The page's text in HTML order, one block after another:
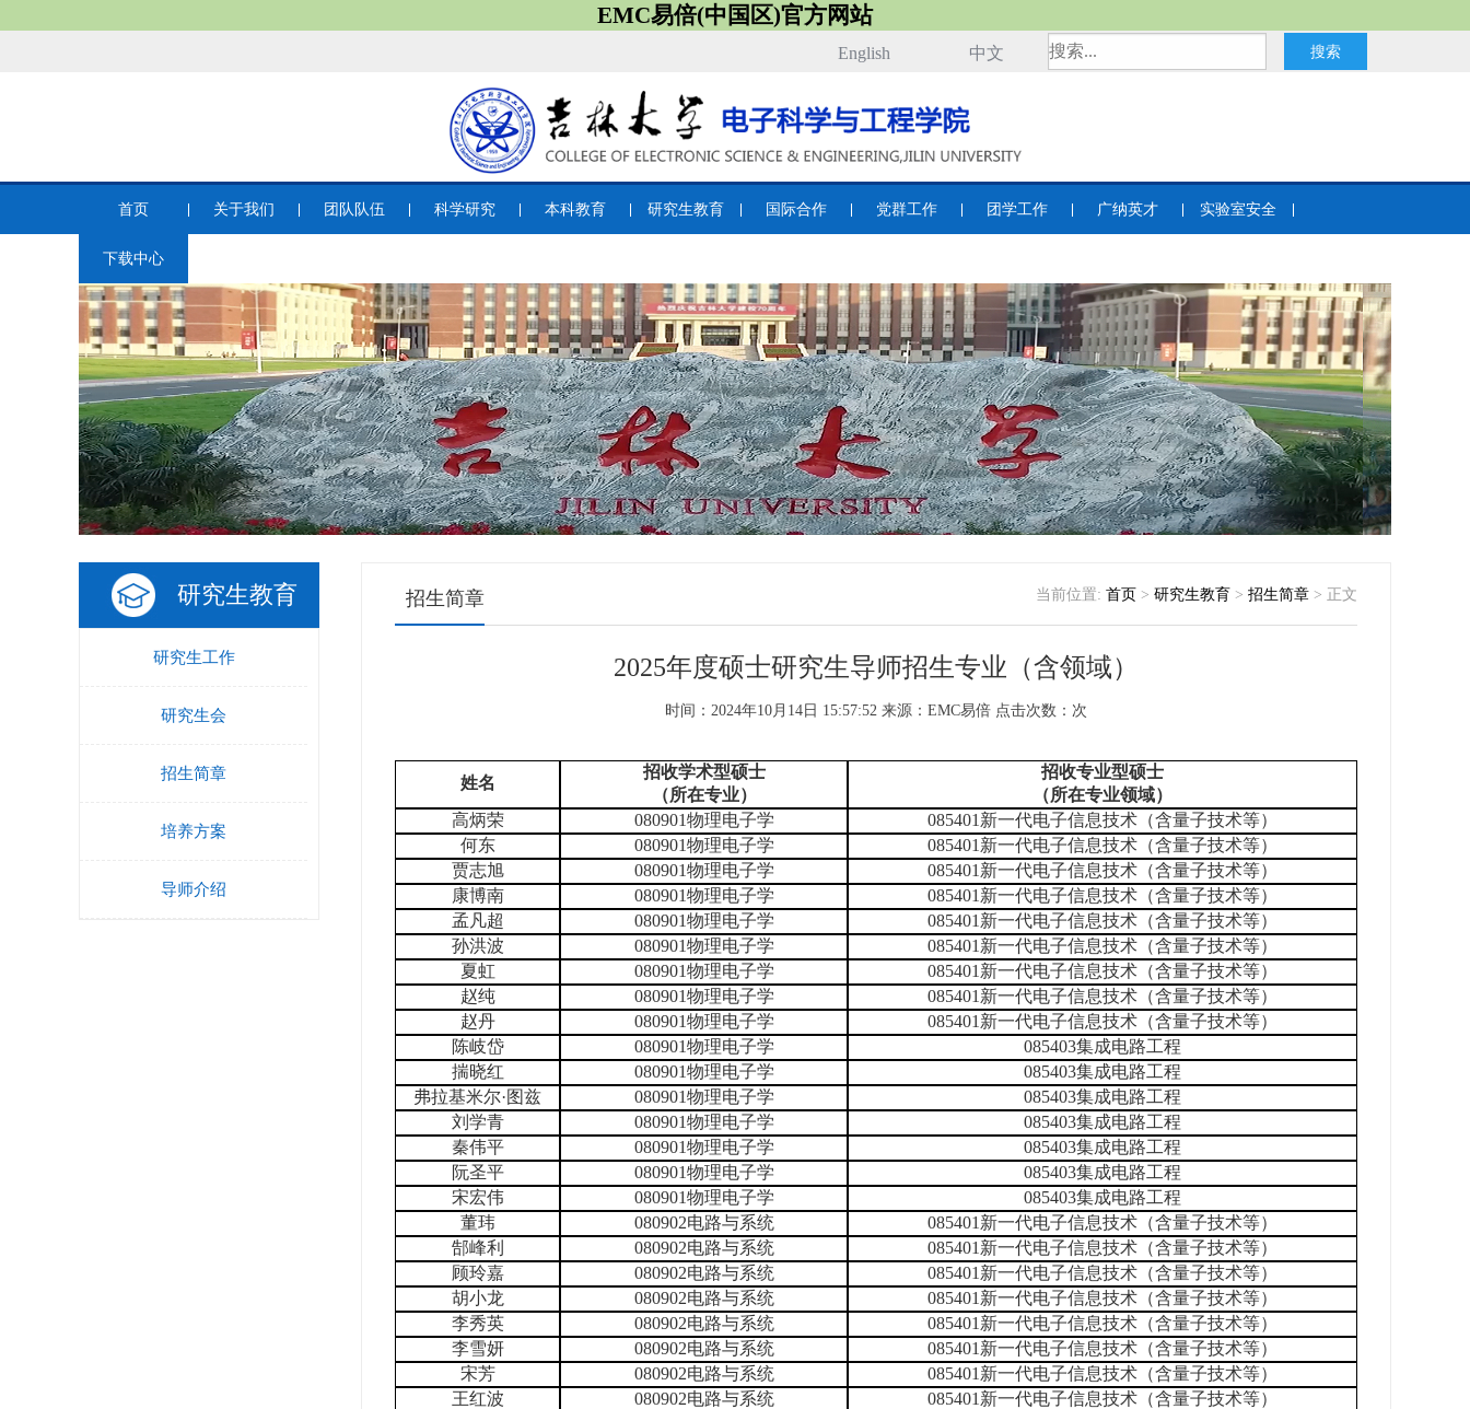
EMC易倍(中国区)官方网站
English 中文
首页 关于我们 团队队伍 科学研究 本科教育 研究生教育 国际合作 党群工作 团学工作 广纳英才 实验室安全
下载中心
研究生教育
研究生工作
研究生会
招生简章
培养方案
导师介绍
招生简章 当前位置: 首页 > 研究生教育 > 招生简章 > 正文
2025年度硕士研究生导师招生专业（含领域）
时间：2024年10月14日 15:57:52 来源：EMC易倍 点击次数： 次
姓名
招收学术型硕士
（所在专业）
招收专业型硕士
（所在专业领域）
高炳荣
080901物理电子学
085401新一代电子信息技术（含量子技术等）
何东
080901物理电子学
085401新一代电子信息技术（含量子技术等）
贾志旭
080901物理电子学
085401新一代电子信息技术（含量子技术等）
康博南
080901物理电子学
085401新一代电子信息技术（含量子技术等）
孟凡超
080901物理电子学
085401新一代电子信息技术（含量子技术等）
孙洪波
080901物理电子学
085401新一代电子信息技术（含量子技术等）
夏虹
080901物理电子学
085401新一代电子信息技术（含量子技术等）
赵纯
080901物理电子学
085401新一代电子信息技术（含量子技术等）
赵丹
080901物理电子学
085401新一代电子信息技术（含量子技术等）
陈岐岱
080901物理电子学
085403集成电路工程
揣晓红
080901物理电子学
085403集成电路工程
弗拉基米尔·图兹
080901物理电子学
085403集成电路工程
刘学青
080901物理电子学
085403集成电路工程
秦伟平
080901物理电子学
085403集成电路工程
阮圣平
080901物理电子学
085403集成电路工程
宋宏伟
080901物理电子学
085403集成电路工程
董玮
080902电路与系统
085401新一代电子信息技术（含量子技术等）
郜峰利
080902电路与系统
085401新一代电子信息技术（含量子技术等）
顾玲嘉
080902电路与系统
085401新一代电子信息技术（含量子技术等）
胡小龙
080902电路与系统
085401新一代电子信息技术（含量子技术等）
李秀英
080902电路与系统
085401新一代电子信息技术（含量子技术等）
李雪妍
080902电路与系统
085401新一代电子信息技术（含量子技术等）
宋芳
080902电路与系统
085401新一代电子信息技术（含量子技术等）
王红波
080902电路与系统
085401新一代电子信息技术（含量子技术等）